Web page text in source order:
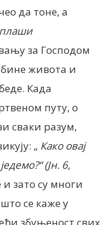
да тоне, а
за Господом
живота и
Када
путу, о
сваки разум,
„ Како овај
(Јн. 6,
зато су многи
се каже у
збуњеност свих,